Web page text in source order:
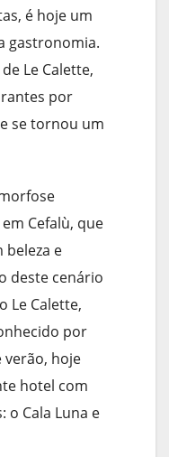
é hoje um
gastronomia.
Le Calette,
por
se tornou um
Cefalù, que
beleza e
deste cenário
Le Calette,
por
verão, hoje
hotel com
o Cala Luna e